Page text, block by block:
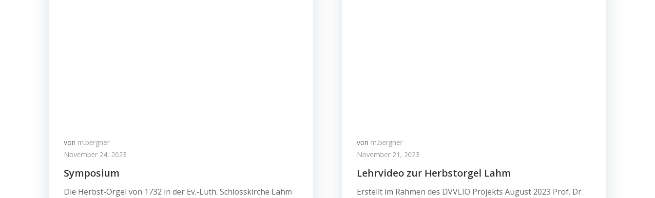
von m.bergner
November 24, 2023
Symposium
Die Herbst-Orgel von 1732 in der Ev.-Luth. Schlosskirche Lahm
von m.bergner
November 21, 2023
Lehrvideo zur Herbstorgel Lahm
Erstellt im Rahmen des DVVLIO Projekts August 2023 Prof. Dr.